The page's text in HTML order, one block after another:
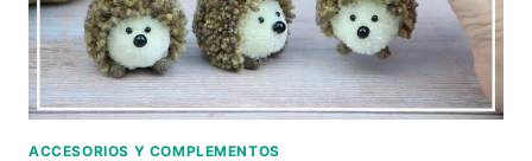
ACCESORIOS Y COMPLEMENTOS